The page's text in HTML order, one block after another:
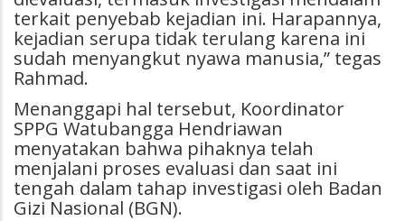
terkait penyebab kejadian ini. Harapannya,
kejadian serupa tidak terulang karena ini
sudah menyangkut nyawa manusia,” tegas
Rahmad.
Menanggapi hal tersebut, Koordinator
SPPG Watubangga Hendriawan
menyatakan bahwa pihaknya telah
menjalani proses evaluasi dan saat ini
tengah dalam tahap investigasi oleh Badan
Gizi Nasional (BGN).